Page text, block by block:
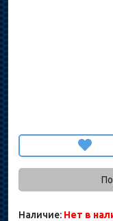
Наличие: Нет в